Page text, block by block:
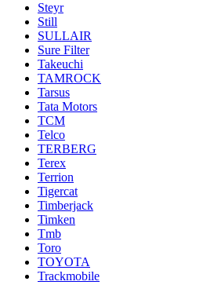
Steyr
Still
SULLAIR
Sure Filter
Takeuchi
TAMROCK
Tarsus
Tata Motors
TCM
Telco
TERBERG
Terex
Terrion
Tigercat
Timberjack
Timken
Tmb
Toro
TOYOTA
Trackmobile